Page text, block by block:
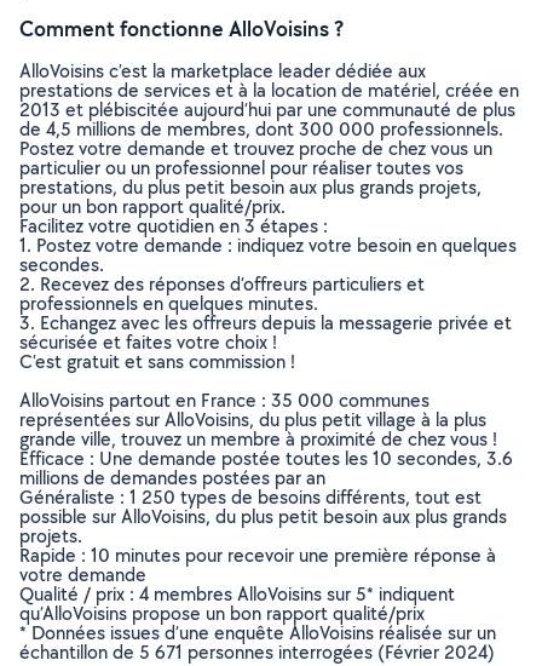
Comment fonctionne AlloVoisins ?
AlloVoisins c’est la marketplace leader dédiée aux
prestations de services et à la location de matériel, créée en
2013 et plébiscitée aujourd’hui par une communauté de plus
de 4,5 millions de membres, dont 300 000 professionnels.
Postez votre demande et trouvez proche de chez vous un
particulier ou un professionnel pour réaliser toutes vos
prestations, du plus petit besoin aux plus grands projets,
pour un bon rapport qualité/prix.
Facilitez votre quotidien en 3 étapes :
1. Postez votre demande : indiquez votre besoin en quelques
secondes.
2. Recevez des réponses d’offreurs particuliers et
professionnels en quelques minutes.
3. Echangez avec les offreurs depuis la messagerie privée et
sécurisée et faites votre choix !
C’est gratuit et sans commission !
AlloVoisins partout en France : 35 000 communes
représentées sur AlloVoisins, du plus petit village à la plus
grande ville, trouvez un membre à proximité de chez vous !
Efficace : Une demande postée toutes les 10 secondes, 3.6
millions de demandes postées par an
Généraliste : 1 250 types de besoins différents, tout est
possible sur AlloVoisins, du plus petit besoin aux plus grands
projets.
Rapide : 10 minutes pour recevoir une première réponse à
votre demande
Qualité / prix : 4 membres AlloVoisins sur 5* indiquent
qu’AlloVoisins propose un bon rapport qualité/prix
* Données issues d’une enquête AlloVoisins réalisée sur un
échantillon de 5 671 personnes interrogées (Février 2024)